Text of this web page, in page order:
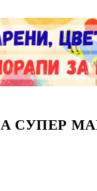
СУПЕР